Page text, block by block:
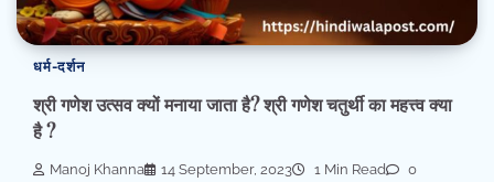
धर्म-दर्शन
श्री गणेश उत्सव क्यों मनाया जाता है? श्री गणेश चतुर्थी का महत्त्व क्या
है ?
Manoj Khanna 14 September, 2023 1 Min Read 0